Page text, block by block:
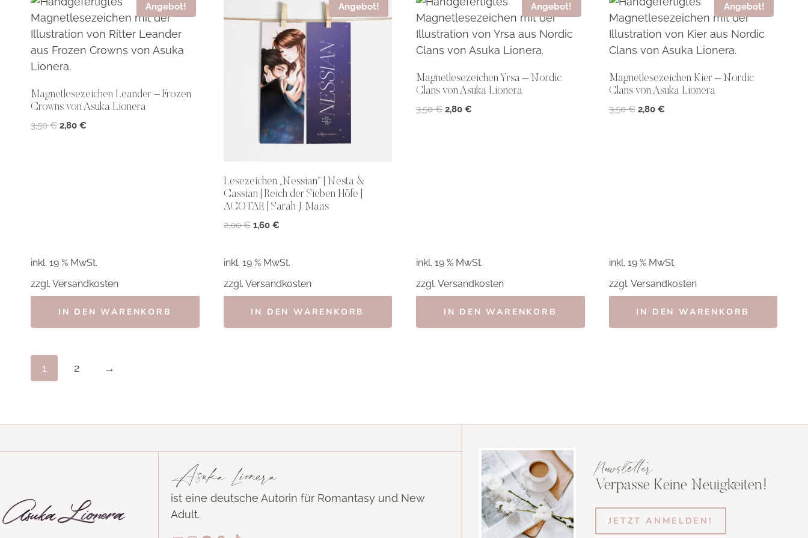
Angebot!
Magnetlesezeichen Leander – Frozen
Crowns von Asuka Lionera
3,50€ Ursprünglicher
2,80 €
inkl. 19 % MwSt.
zzgl. Versandkosten
IN DEN WARENKORB
Angebot!
Lesezeichen „Nessian“ | Nesta &
Cassian | Reich der Sieben Höfe |
ACOTAR | Sarah J. Maas
2,00€ Ursprünglicher
2,00 €
1,60 €Aktueller
1,60 €.
inkl. 19 % MwSt.
zzgl. Versandkosten
IN DEN WARENKORB
Angebot!
Magnetlesezeichen Yrsa – Nordic
Clans von Asuka Lionera
3,50€ Ursprünglicher
2,80 €
inkl. 19 % MwSt.
zzgl. Versandkosten
IN DEN WARENKORB
Angebot!
Magnetlesezeichen Kier – Nordic
Clans von Asuka Lionera
3,50€ Ursprünglicher
2,80 €Aktueller
inkl. 19 % MwSt.
zzgl. Versandkosten
IN DEN WARENKORB
1 2 →
Asuka Lionera
ist eine deutsche Autorin für Romantasy und New
Adult.
Newsletter
Verpasse Keine Neuigkeiten!
JETZT ANMELDEN!